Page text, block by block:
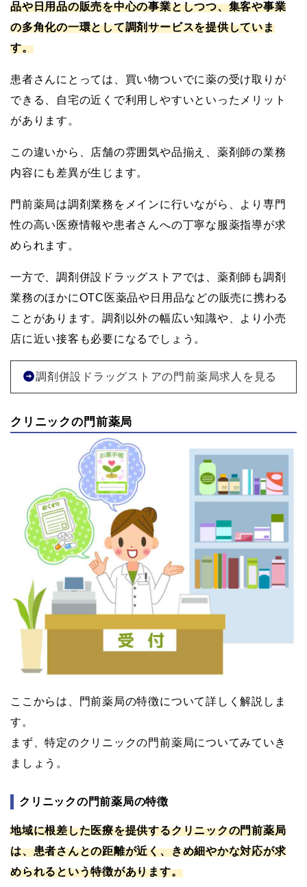
品や日用品の販売を中心の事業としつつ、集客や事業
の多角化の一環として調剤サービスを提供していま
す。
患者さんにとっては、買い物ついでに薬の受け取りが
できる、自宅の近くで利用しやすいといったメリット
があります。
この違いから、店舗の雰囲気や品揃え、薬剤師の業務
内容にも差異が生じます。
門前薬局は調剤業務をメインに行いながら、より専門
性の高い医療情報や患者さんへの丁寧な服薬指導が求
められます。
一方で、調剤併設ドラッグストアでは、薬剤師も調剤
業務のほかにOTC医薬品や日用品などの販売に携わる
ことがあります。調剤以外の幅広い知識や、より小売
店に近い接客も必要になるでしょう。
調剤併設ドラッグストアの門前薬局求人を見る
クリニックの門前薬局
ここからは、門前薬局の特徴について詳しく解説しま
す。
まず、特定のクリニックの門前薬局についてみていき
ましょう。
クリニックの門前薬局の特徴
地域に根差した医療を提供するクリニックの門前薬局
は、患者さんとの距離が近く、きめ細やかな対応が求
められるという特徴があります。